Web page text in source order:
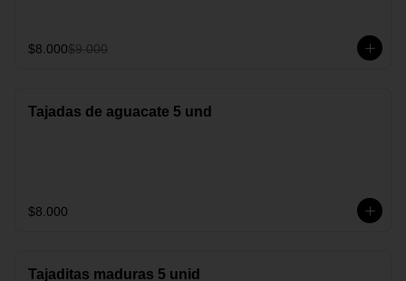
$8.000$9.000
Tajadas de aguacate 5 und
$8.000
Tajaditas maduras 5 unid